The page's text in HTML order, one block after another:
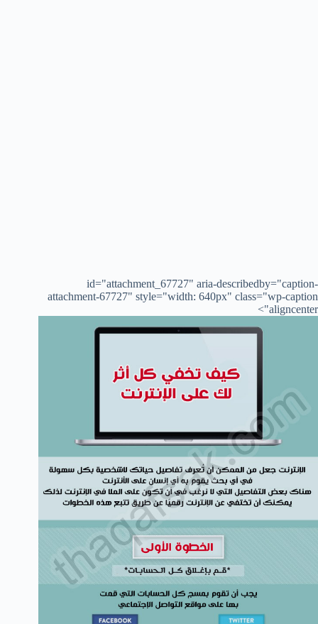
id="attachment_67727" aria-describedby="caption-
attachment-67727" style="width: 640px" class="wp-caption
aligncenter">